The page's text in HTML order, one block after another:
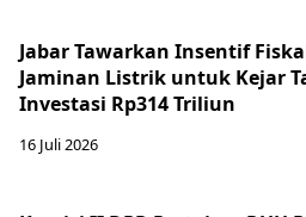
Jabar Tawarkan Insentif
Jaminan Listrik untuk Kejar
Investasi Rp314 Triliun
16 Juli 2026